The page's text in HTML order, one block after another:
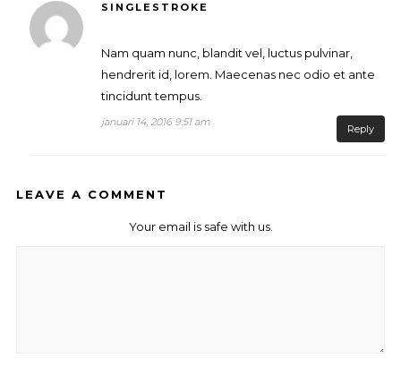
SINGLESTROKE
Nam quam nunc, blandit vel, luctus pulvinar,
hendrerit id, lorem. Maecenas nec odio et ante
tincidunt tempus.
januari 14, 2016 9:51 am
Reply
LEAVE A COMMENT
Your email is safe with us.